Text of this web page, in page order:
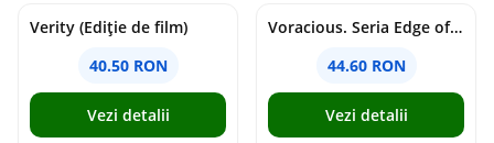
Verity (Ediție de film)
40.50 RON
Vezi detalii
Voracious. Seria Edge of Darkness Vol.2
44.60 RON
Vezi detalii